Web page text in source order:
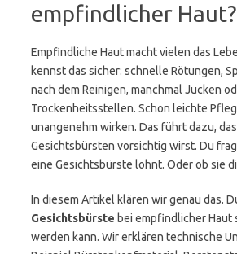
empfindlicher Haut?
Empfindliche Haut macht vielen das
kennst das sicher: schnelle Rötungen,
nach dem Reinigen, manchmal Jucken
Trockenheitsstellen. Schon leichte
unangenehm wirken. Das führt dazu,
Gesichtsbürsten vorsichtig wirst. Du
eine Gesichtsbürste lohnt. Oder ob sie
In diesem Artikel klären wir genau das.
Gesichtsbürste bei empfindlicher
werden kann. Wir erklären technische